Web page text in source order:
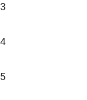
3
4
5